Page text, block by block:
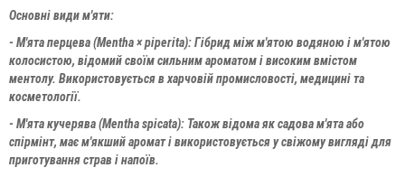
Основні види м'яти:
- М'ята перцева (Mentha × piperita): Гібрид між м'ятою водяною і м'ятою
колосистою, відомий своїм сильним ароматом і високим вмістом
ментолу. Використовується в харчовій промисловості, медицині та
косметології.
- М'ята кучерява (Mentha spicata): Також відома як садова м'ята або
спірмінт, має м'якший аромат і використовується у свіжому вигляді для
приготування страв і напоїв.